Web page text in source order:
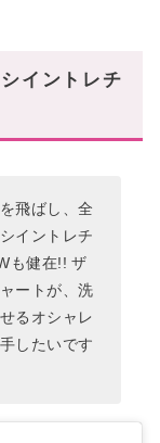
イントレチ
飛ばし、全
イントレチ
も健在!! ザ
ートが、洗
るオシャレ
したいです